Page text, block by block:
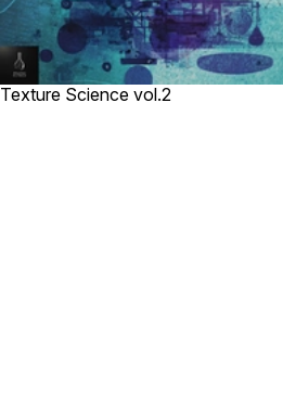
Texture Science vol.2